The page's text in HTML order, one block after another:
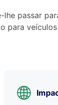
passar
para